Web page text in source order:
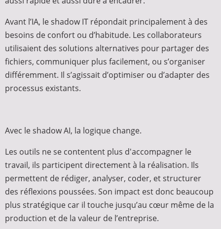
Avant l’IA, le shadow IT répondait principalement à des
besoins de confort ou d’habitude. Les collaborateurs
utilisaient des solutions alternatives pour partager des
fichiers, communiquer plus facilement, ou s’organiser
différemment. Il s’agissait d’optimiser ou d’adapter des
processus existants.
Avec le shadow AI, la logique change.
Les outils ne se contentent plus d'accompagner le
travail, ils participent directement à la réalisation. Ils
permettent de rédiger, analyser, coder, et structurer
des réflexions poussées. Son impact est donc beaucoup
plus stratégique car il touche jusqu’au cœur même de la
production et de la valeur de l’entreprise.